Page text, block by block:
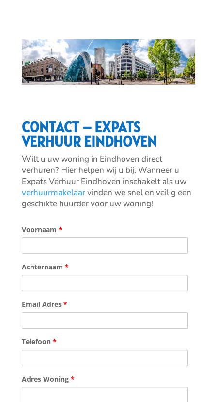
CONTACT – EXPATS
VERHUUR EINDHOVEN
Wilt u uw woning in Eindhoven direct
verhuren? Hier helpen wij u bij. Wanneer u
Expats Verhuur Eindhoven inschakelt als uw
verhuurmakelaarvinden we snel en veilig een
geschikte huurder voor uw woning!
Voornaam *
Achternaam *
Email Adres *
Telefoon *
Adres Woning *